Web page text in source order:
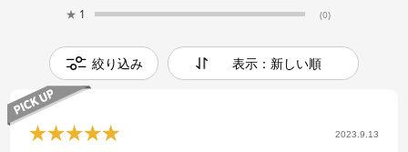
★ 1 (0)
絞り込み 表示：新しい順
2023.9.13